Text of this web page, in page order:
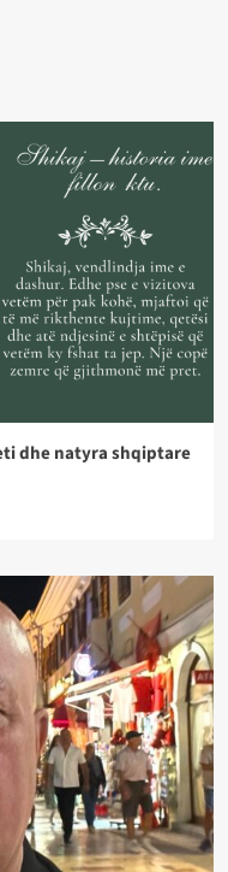
dhe natyra shqiptare